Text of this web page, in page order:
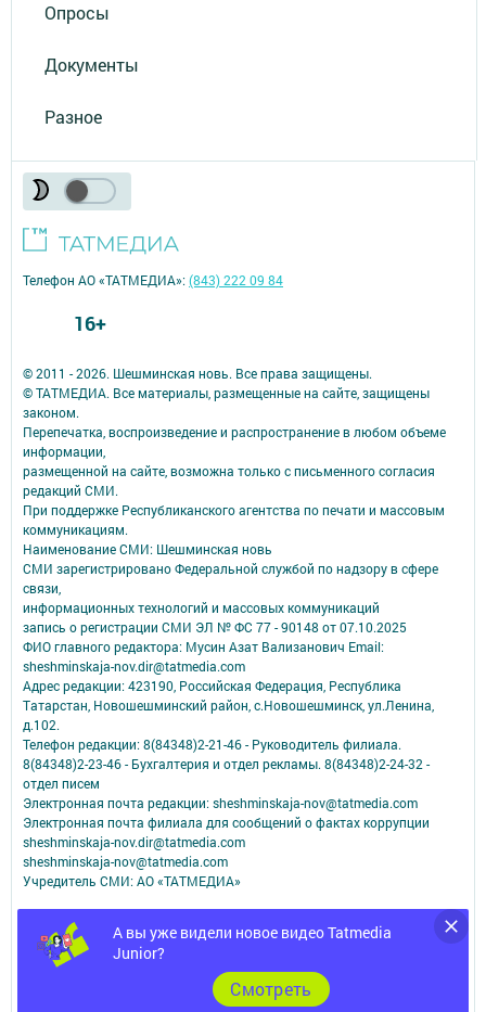
Опросы
Документы
Разное
А вы уже видели новое видео Tatmedia
Junior?
Cмотреть
© 2011 - 2026. Шешминская новь. Все права защищены.
© ТАТМЕДИА. Все материалы, размещенные на сайте, защищены
законом.
Перепечатка, воспроизведение и распространение в любом объеме
информации,
размещенной на сайте, возможна только с письменного согласия
редакций СМИ.
При поддержке Республиканского агентства по печати и массовым
коммуникациям.
Наименование СМИ: Шешминская новь
СМИ зарегистрировано Федеральной службой по надзору в сфере
связи,
информационных технологий и массовых коммуникаций
запись о регистрации СМИ ЭЛ № ФС 77 - 90148 от 07.10.2025
ФИО главного редактора: Мусин Азат Вализанович Email:
sheshminskaja-nov.dir@tatmedia.com
Адрес редакции: 423190, Российская Федерация, Республика
Татарстан, Новошешминский район, с.Новошешминск, ул.Ленина,
д.102.
Телефон редакции: 8(84348)2-21-46 - Руководитель филиала.
8(84348)2-23-46 - Бухгалтерия и отдел рекламы. 8(84348)2-24-32 -
отдел писем
Электронная почта редакции: sheshminskaja-nov@tatmedia.com
Электронная почта филиала для сообщений о фактах коррупции
sheshminskaja-nov.dir@tatmedia.com
sheshminskaja-nov@tatmedia.com
Учредитель СМИ: АО «ТАТМЕДИА»
Антикоррупционная политика
АО «ТАТМЕДИА» использует «cookie»для персонализации сервисов и
удобства пользователей сайтом.
Использование «cookie» можно отменить в настройках браузера.
Политика конфиденциальности
Телефон АО «ТАТМЕДИА»:(843) 222 09 84
16+